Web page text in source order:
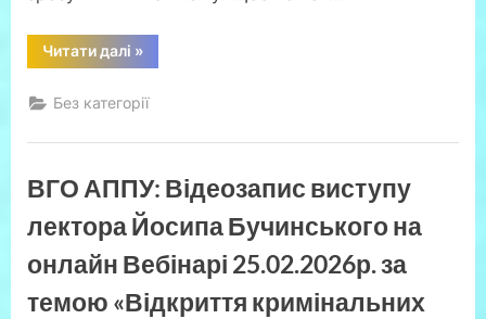
Читати далі “ДПС
оновила
податкових
надходжень
загального
бюджету”
»
Без категорії
ВГО АППУ: Відеозапис виступу
лектора Йосипа Бучинського на
онлайн Вебінарі 25.02.2026р. за
темою «Відкриття кримінальних